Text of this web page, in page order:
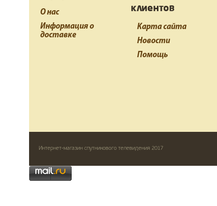
О нас
Информация о
доставке
клиентов
Карта сайта
Новости
Помощь
Интернет-магазин спутникового телевидения 2017